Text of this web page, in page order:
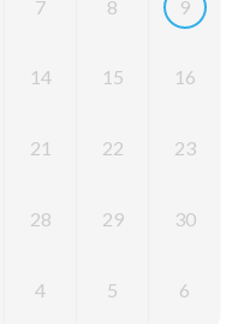
7 8 9
14 15 16
21 22 23
28 29 30
4 5 6